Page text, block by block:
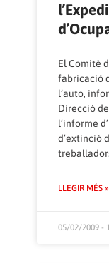
El Comitè
fabricació
l’auto,
Direcció
l’informe
d’extinció
LLEGIR MÉS »
05/02/2009 -